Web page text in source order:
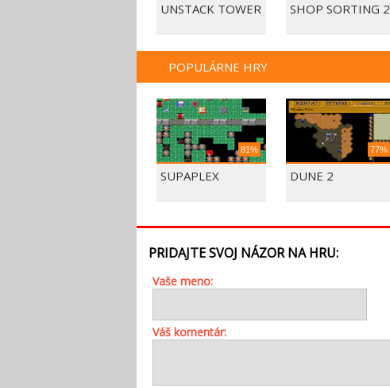
UNSTACK TOWER SHOP SORTING 2
POPULÁRNE HRY
81%
SUPAPLEX
77%
DUNE 2
PRIDAJTE SVOJ NÁZOR NA HRU:
Vaše meno:
Váš komentár: